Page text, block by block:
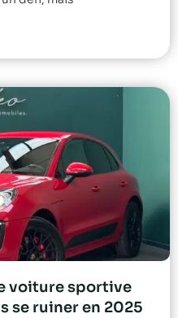
voiture sportive
se ruiner en 2025